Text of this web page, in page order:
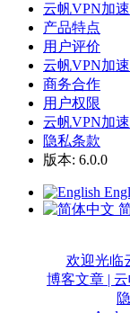
云帆VPN加
产品特点
用户评价
云帆VPN加
商务合作
用户权限
云帆VPN加速
隐私条款
版本: 6.0.0
欢迎光临
博客文章 |